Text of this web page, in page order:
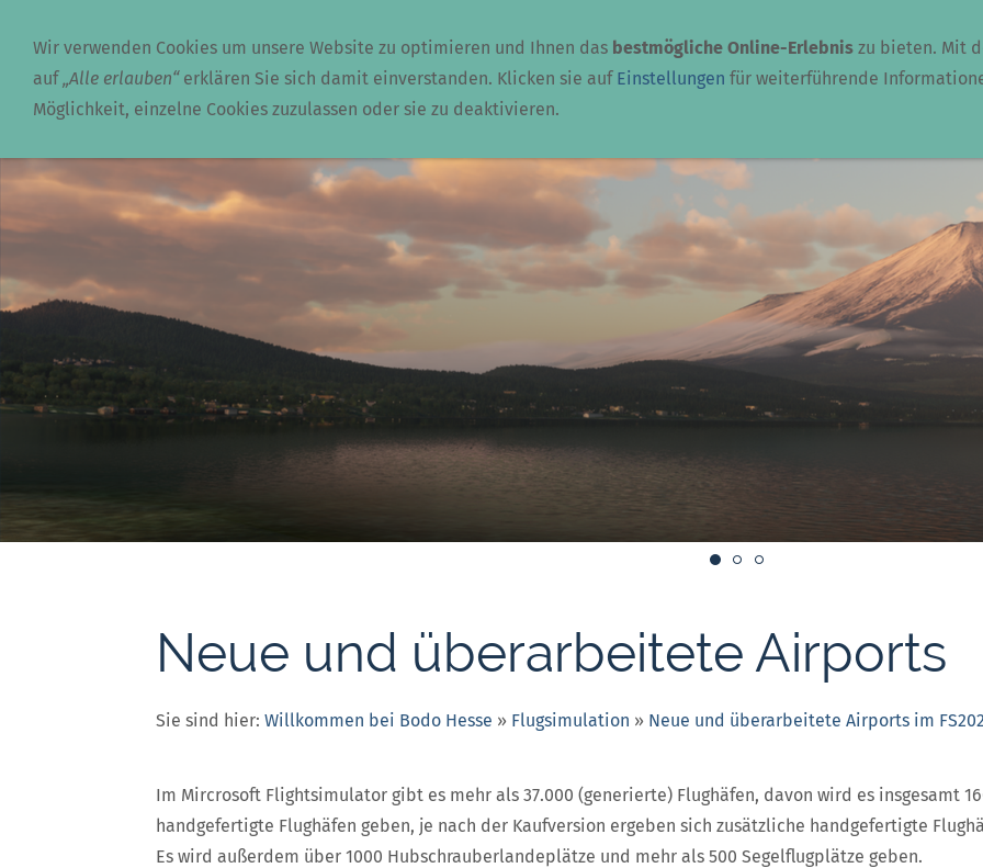
Neue und überarbeitete Airports
Sie sind hier: Willkommen bei Bodo Hesse » Flugsimulation » Neue und überarbeitete Airports im
Im Mircrosoft Flightsimulator gibt es mehr als 37.000 (generierte) Flughäfen, davon wird es insgesamt
handgefertigte Flughäfen geben, je nach der Kaufversion ergeben sich zusätzliche handgefertigte
Es wird außerdem über 1000 Hubschrauberlandeplätze und mehr als 500 Segelflugplätze geben.
Wir verwenden Cookies um unsere Website zu optimieren und Ihnen das bestmögliche Online-Erlebnis zu bieten. Mit
auf„Alle erlauben“erklären Sie sich damit einverstanden. Klicken sie auf Einstellungen für weiterführende
Möglichkeit, einzelne Cookies zuzulassen oder sie zu deaktivieren.